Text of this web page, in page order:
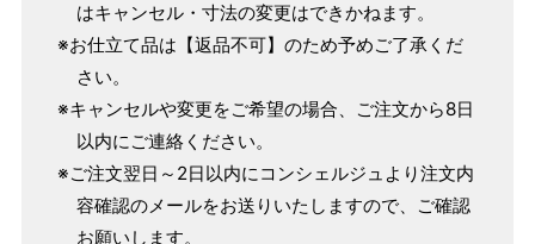
1 寸法は鯨尺（くじらじゃく）寸法です。もともと鯨のひげ
で作られた道具で測っていたので鯨尺と言います。
単位：１尺＝約38cm １寸＝約3.8cm １分＝約0.38cm
2 鯨尺寸法となりますので上表の cm はおおよその長さとな
ります。
3 反物の巾により表記の裄のサイズが出ない場合がございま
す。その際は、目一杯での寸法とさせていただきます。
はキャンセル・寸法の変更はできかねます。
※お仕立て品は【返品不可】のため予めご了承くだ
さい。
※キャンセルや変更をご希望の場合、ご注文から8日
以内にご連絡ください。
※ご注文翌日～2日以内にコンシェルジュより注文内
容確認のメールをお送りいたしますので、ご確認
お願いします。